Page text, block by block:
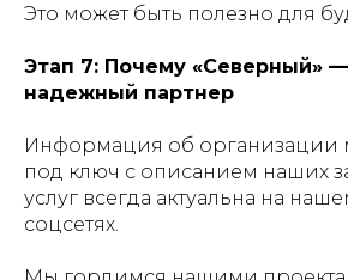
Это может быть полезно для
Этап 7: Почему «Северный»
надежный партнер
Информация об организации
под ключ с описанием наших
услуг всегда актуальна на
соцсетях.